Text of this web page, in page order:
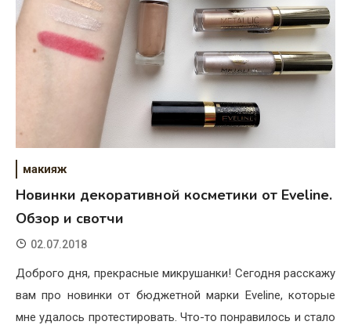
макияж
Новинки декоративной косметики от Eveline.
Обзор и свотчи
02.07.2018
Доброго дня, прекрасные микрушанки! Сегодня расскажу
вам про новинки от бюджетной марки Eveline, которые
мне удалось протестировать. Что-то понравилось и стало